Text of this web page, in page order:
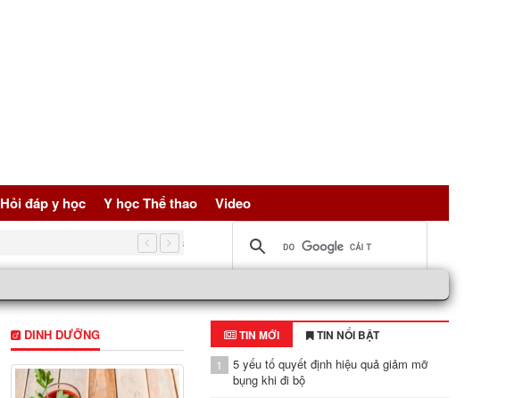
Hỏi đáp y học Y học Thể thao Video
5 nguồn đạm vàng giúp trẻ hóa tế bài, bảo vệ sức khỏe toàn
DINH DƯỠNG TIN MỚI TIN NỔI BẬT
1
5 yếu tố quyết định hiệu quả giảm mỡ
bụng khi đi bộ